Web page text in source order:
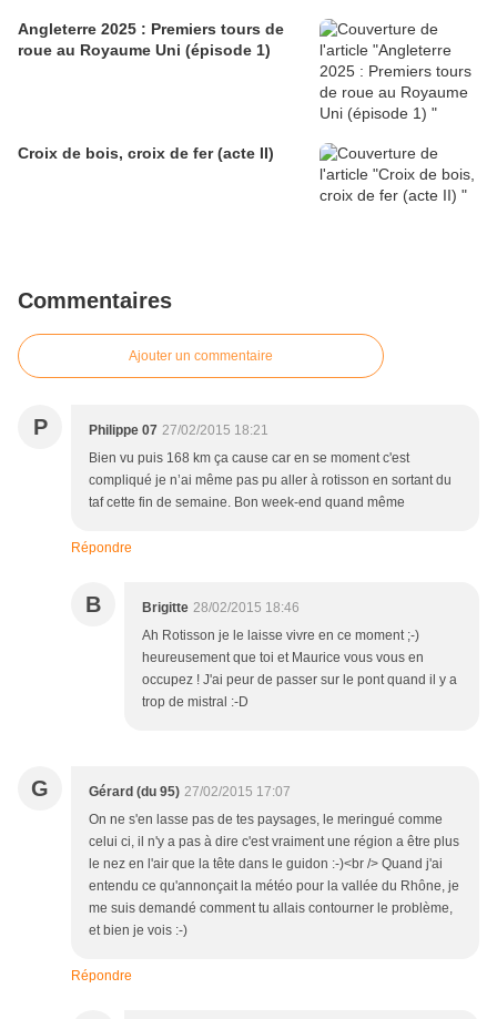
Angleterre 2025 : Premiers tours de
roue au Royaume Uni (épisode 1)
Croix de bois, croix de fer (acte II)
Commentaires
Ajouter un commentaire
P Philippe 07 27/02/2015 18:21
Bien vu puis 168 km ça cause car en se moment c'est
compliqué je n’ai même pas pu aller à rotisson en sortant du
taf cette fin de semaine. Bon week-end quand même
Répondre
B Brigitte 28/02/2015 18:46
Ah Rotisson je le laisse vivre en ce moment ;-)
heureusement que toi et Maurice vous vous en
occupez ! J'ai peur de passer sur le pont quand il y a
trop de mistral :-D
G Gérard (du 95) 27/02/2015 17:07
On ne s'en lasse pas de tes paysages, le meringué comme
celui ci, il n'y a pas à dire c'est vraiment une région a être plus
le nez en l'air que la tête dans le guidon :-)<br /> Quand j'ai
entendu ce qu'annonçait la météo pour la vallée du Rhône, je
me suis demandé comment tu allais contourner le problème,
et bien je vois :-)
Répondre